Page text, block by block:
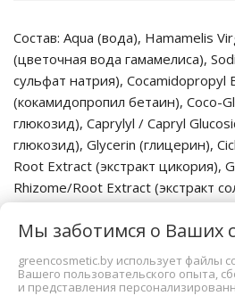
Состав: Aqua (вода), Hamamelis
(цветочная вода гамамелиса),
сульфат натрия), Cocamidopropyl
(кокамидопропил бетаин), Coco-
глюкозид), Caprylyl / Capryl
глюкозид), Glycerin (глицерин),
Root Extract (экстракт цикория),
Rhizome/Root Extract (экстракт
(фенилэтиловый спирт), Sodium
натрия), Potassium Sorbate
Angustifolia Oil (эфирное масло
(ксантановая камедь),
Мы заботимся о Ваших
greencosmetic.by использует файлы
Вашего пользовательского опыта,
и представления